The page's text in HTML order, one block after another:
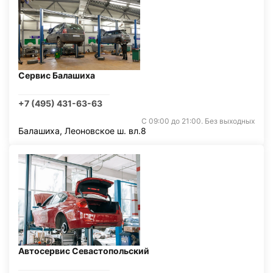
Сервис Балашиха
+7 (495) 431-63-63
С 09:00 до 21:00. Без выходных
Балашиха, Леоновское ш. вл.8
Автосервис Севастопольский